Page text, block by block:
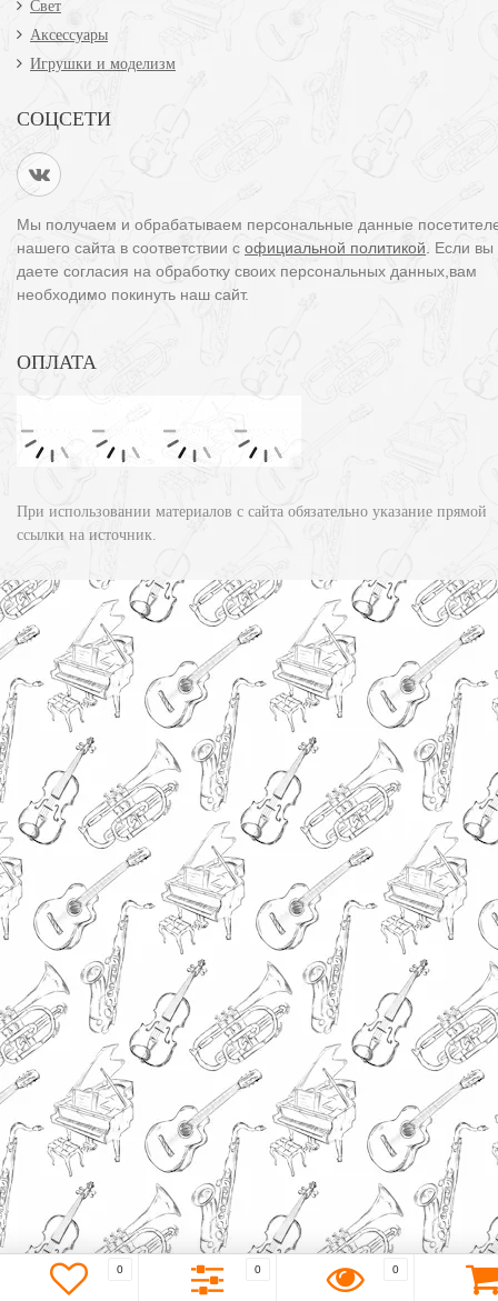
Свет
Аксессуары
Игрушки и моделизм
СОЦСЕТИ
Мы получаем и обрабатываем персональные данные
нашего сайта в соответствии с официальной политикой . Если
даете согласия на обработку своих персональных данных,вам
необходимо покинуть наш сайт.
ОПЛАТА
ссылки на источник.
0 0 0